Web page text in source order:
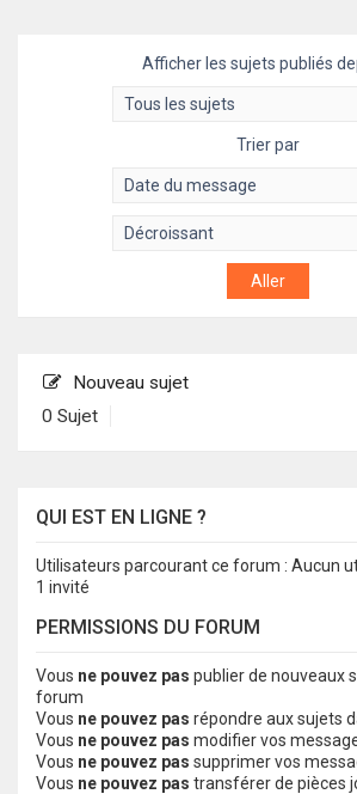
Afficher les sujets publiés
Trier par
Nouveau sujet
0 Sujet
QUI EST EN LIGNE ?
Utilisateurs parcourant ce forum : Aucun
1 invité
PERMISSIONS DU FORUM
Vous ne pouvez pas publier de nouveaux
forum
Vous ne pouvez pas répondre aux sujets
Vous ne pouvez pas modifier vos
Vous ne pouvez pas supprimer vos
Vous ne pouvez pas transférer de pièces